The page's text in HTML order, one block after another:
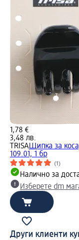
1,78 €
3,48 лв.
TRISAЩипка за
109.01, 1 бр
(1)
Налично за
Изберете dm
Други клиенти